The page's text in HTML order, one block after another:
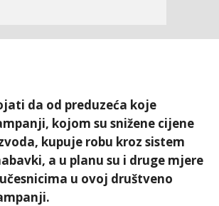
da od preduzeća koje
kojom su snižene cijene
kupuje robu kroz sistem
a u planu su i druge mjere
u ovoj društveno